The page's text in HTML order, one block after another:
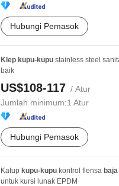
Hubungi Pemasok
Klep kupu-kupu stainless steel
baik
US$108-117 / Atur
Jumlah minimum:1 Atur
Hubungi Pemasok
Katup kupu-kupu kontrol flensa baja
untuk kursi lunak EPDM